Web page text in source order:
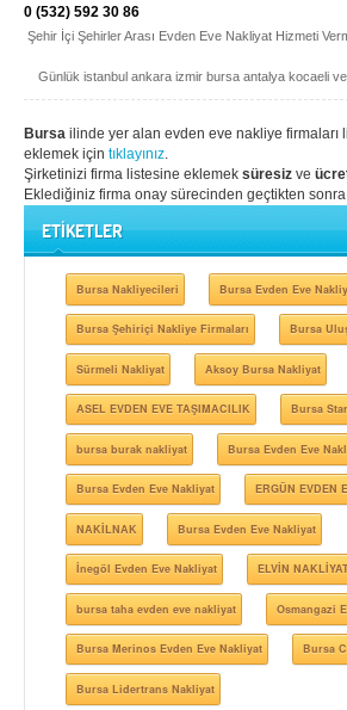
0 (532) 592 30 86
Şehir İçi Şehirler Arası Evden Eve Nakliyat Hizmeti
Günlük istanbul ankara izmir bursa antalya kocaeli ve
Bursa ilinde yer alan evden eve nakliye firmaları
eklemek için tıklayınız.
Şirketinizi firma listesine eklemek süresiz ve
Eklediğiniz firma onay sürecinden geçtikten sonra
ETİKETLER
Bursa Nakliyecileri Bursa Evden Eve
Bursa Şehiriçi Nakliye Firmaları Bursa
Sürmeli Nakliyat Aksoy Bursa Nakliyat
ASEL EVDEN EVE TAŞIMACILIK Bursa
bursa burak nakliyat Bursa Evden Eve
Bursa Evden Eve Nakliyat ERGÜN EVDEN
NAKİLNAK Bursa Evden Eve Nakliyat
İnegöl Evden Eve Nakliyat ELVİN
bursa taha evden eve nakliyat Osmangazi
Bursa Merinos Evden Eve Nakliyat Bursa
Bursa Lidertrans Nakliyat